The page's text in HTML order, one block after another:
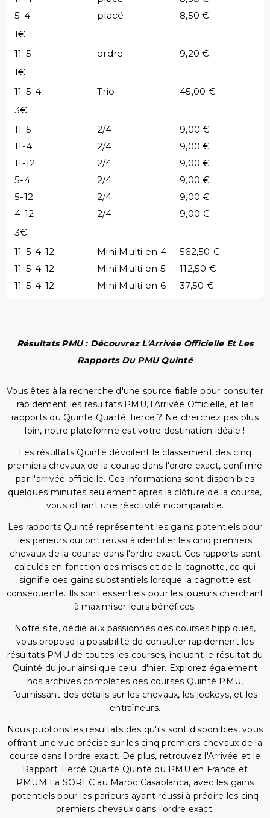
5-4
placé
8,50 €
1€
11-5
ordre
9,20 €
1€
11-5-4
Trio
45,00 €
3€
11-5
2/4
9,00 €
11-4
2/4
9,00 €
11-12
2/4
9,00 €
5-4
2/4
9,00 €
5-12
2/4
9,00 €
4-12
2/4
9,00 €
3€
11-5-4-12
Mini Multi en 4
562,50 €
11-5-4-12
Mini Multi en 5
112,50 €
11-5-4-12
Mini Multi en 6 37,50 €
Résultats PMU : Découvrez L'Arrivée Officielle Et Les
Rapports Du PMU Quinté
Vous êtes à la recherche d'une source fiable pour consulter
rapidement les résultats PMU, l'Arrivée Officielle, et les
rapports du Quinté Quarté Tiercé ? Ne cherchez pas plus
loin, notre plateforme est votre destination idéale !
Les résultats Quinté dévoilent le classement des cinq
premiers chevaux de la course dans l'ordre exact, confirmé
par l'arrivée officielle. Ces informations sont disponibles
quelques minutes seulement après la clôture de la course,
vous offrant une réactivité incomparable.
Les rapports Quinté représentent les gains potentiels pour
les parieurs qui ont réussi à identifier les cinq premiers
chevaux de la course dans l'ordre exact. Ces rapports sont
calculés en fonction des mises et de la cagnotte, ce qui
signifie des gains substantiels lorsque la cagnotte est
conséquente. Ils sont essentiels pour les joueurs cherchant
à maximiser leurs bénéfices.
Notre site, dédié aux passionnés des courses hippiques,
vous propose la possibilité de consulter rapidement les
résultats PMU de toutes les courses, incluant le résultat du
Quinté du jour ainsi que celui d'hier. Explorez également
nos archives complètes des courses Quinté PMU,
fournissant des détails sur les chevaux, les jockeys, et les
entraîneurs.
Nous publions les résultats dès qu'ils sont disponibles, vous
offrant une vue précise sur les cinq premiers chevaux de la
course dans l'ordre exact. De plus, retrouvez l'Arrivée et le
Rapport Tiercé Quarté Quinté du PMU en France et
PMUM La SOREC au Maroc Casablanca, avec les gains
potentiels pour les parieurs ayant réussi à prédire les cinq
premiers chevaux dans l'ordre exact.